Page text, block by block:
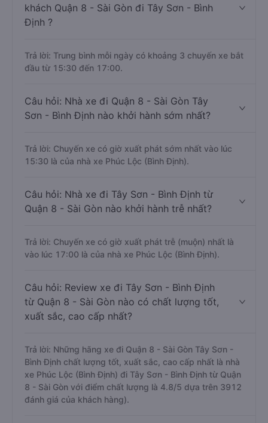
khách Quận 8 - Sài Gòn đi Tây Sơn - Bình
Định ?
Trả lời: Trung bình mỗi ngày có khoảng 3 chuyến xe bắt
đầu từ 15:30 đến 17:00.
Câu hỏi: Nhà xe đi Quận 8 - Sài Gòn Tây
Sơn - Bình Định nào khởi hành sớm nhất?
Trả lời: Chuyến xe có giờ xuất phát sớm nhất vào lúc
15:30 là của nhà xe Phúc Lộc (Bình Định).
Câu hỏi: Nhà xe đi Tây Sơn - Bình Định từ
Quận 8 - Sài Gòn nào khởi hành trễ nhất?
Trả lời: Chuyến xe có giờ xuất phát trễ (muộn) nhất là
vào lúc 17:00 là của nhà xe Phúc Lộc (Bình Định).
Câu hỏi: Review xe đi Tây Sơn - Bình Định
từ Quận 8 - Sài Gòn nào có chất lượng tốt,
xuất sắc, cao cấp nhất?
Trả lời: Những hãng xe đi Quận 8 - Sài Gòn Tây Sơn -
Bình Định chất lượng tốt, xuất sắc, cao cấp nhất là nhà
xe Phúc Lộc (Bình Định) đi Tây Sơn - Bình Định từ Quận
8 - Sài Gòn với điểm chất lượng là 4.8/5 dựa trên 3912
đánh giá của khách hàng).